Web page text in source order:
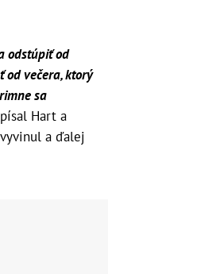
odstúpiť od
od večera, ktorý
sa
Hart a
a ďalej